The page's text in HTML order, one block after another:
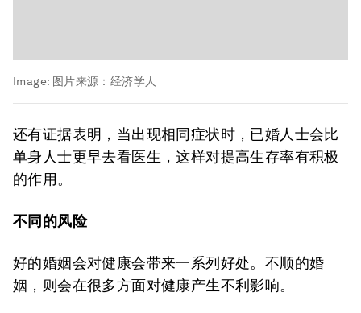
Image: 图片来源：经济学人
还有证据表明，当出现相同症状时，已婚人士会比
单身人士更早去看医生，这样对提高生存率有积极
的作用。
不同的风险
好的婚姻会对健康会带来一系列好处。不顺的婚
姻，则会在很多方面对健康产生不利影响。